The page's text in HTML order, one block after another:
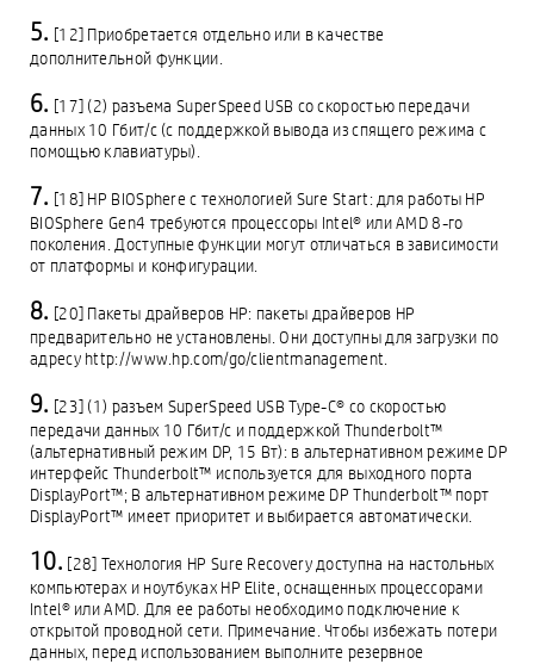
[12] Приобретается отдельно или в качестве
дополнительной функции.
[17] (2) разъема SuperSpeed USB со скоростью передачи
данных 10 Гбит/с (с поддержкой вывода из спящего режима с
помощью клавиатуры).
[18] HP BIOSphere с технологией Sure Start: для работы HP
BIOSphere Gen4 требуются процессоры Intel® или AMD 8-го
поколения. Доступные функции могут отличаться в зависимости
от платформы и конфигурации.
[20] Пакеты драйверов HP: пакеты драйверов HP
предварительно не установлены. Они доступны для загрузки по
адресу http://www.hp.com/go/clientmanagement.
[23] (1) разъем SuperSpeed USB Type-C® со скоростью
передачи данных 10 Гбит/с и поддержкой Thunderbolt™
(альтернативный режим DP, 15 Вт): в альтернативном режиме DP
интерфейс Thunderbolt™ используется для выходного порта
DisplayPort™; В альтернативном режиме DP Thunderbolt™ порт
DisplayPort™ имеет приоритет и выбирается автоматически.
[28] Технология HP Sure Recovery доступна на настольных
компьютерах и ноутбуках HP Elite, оснащенных процессорами
Intel® или AMD. Для ее работы необходимо подключение к
открытой проводной сети. Примечание. Чтобы избежать потери
данных, перед использованием выполните резервное